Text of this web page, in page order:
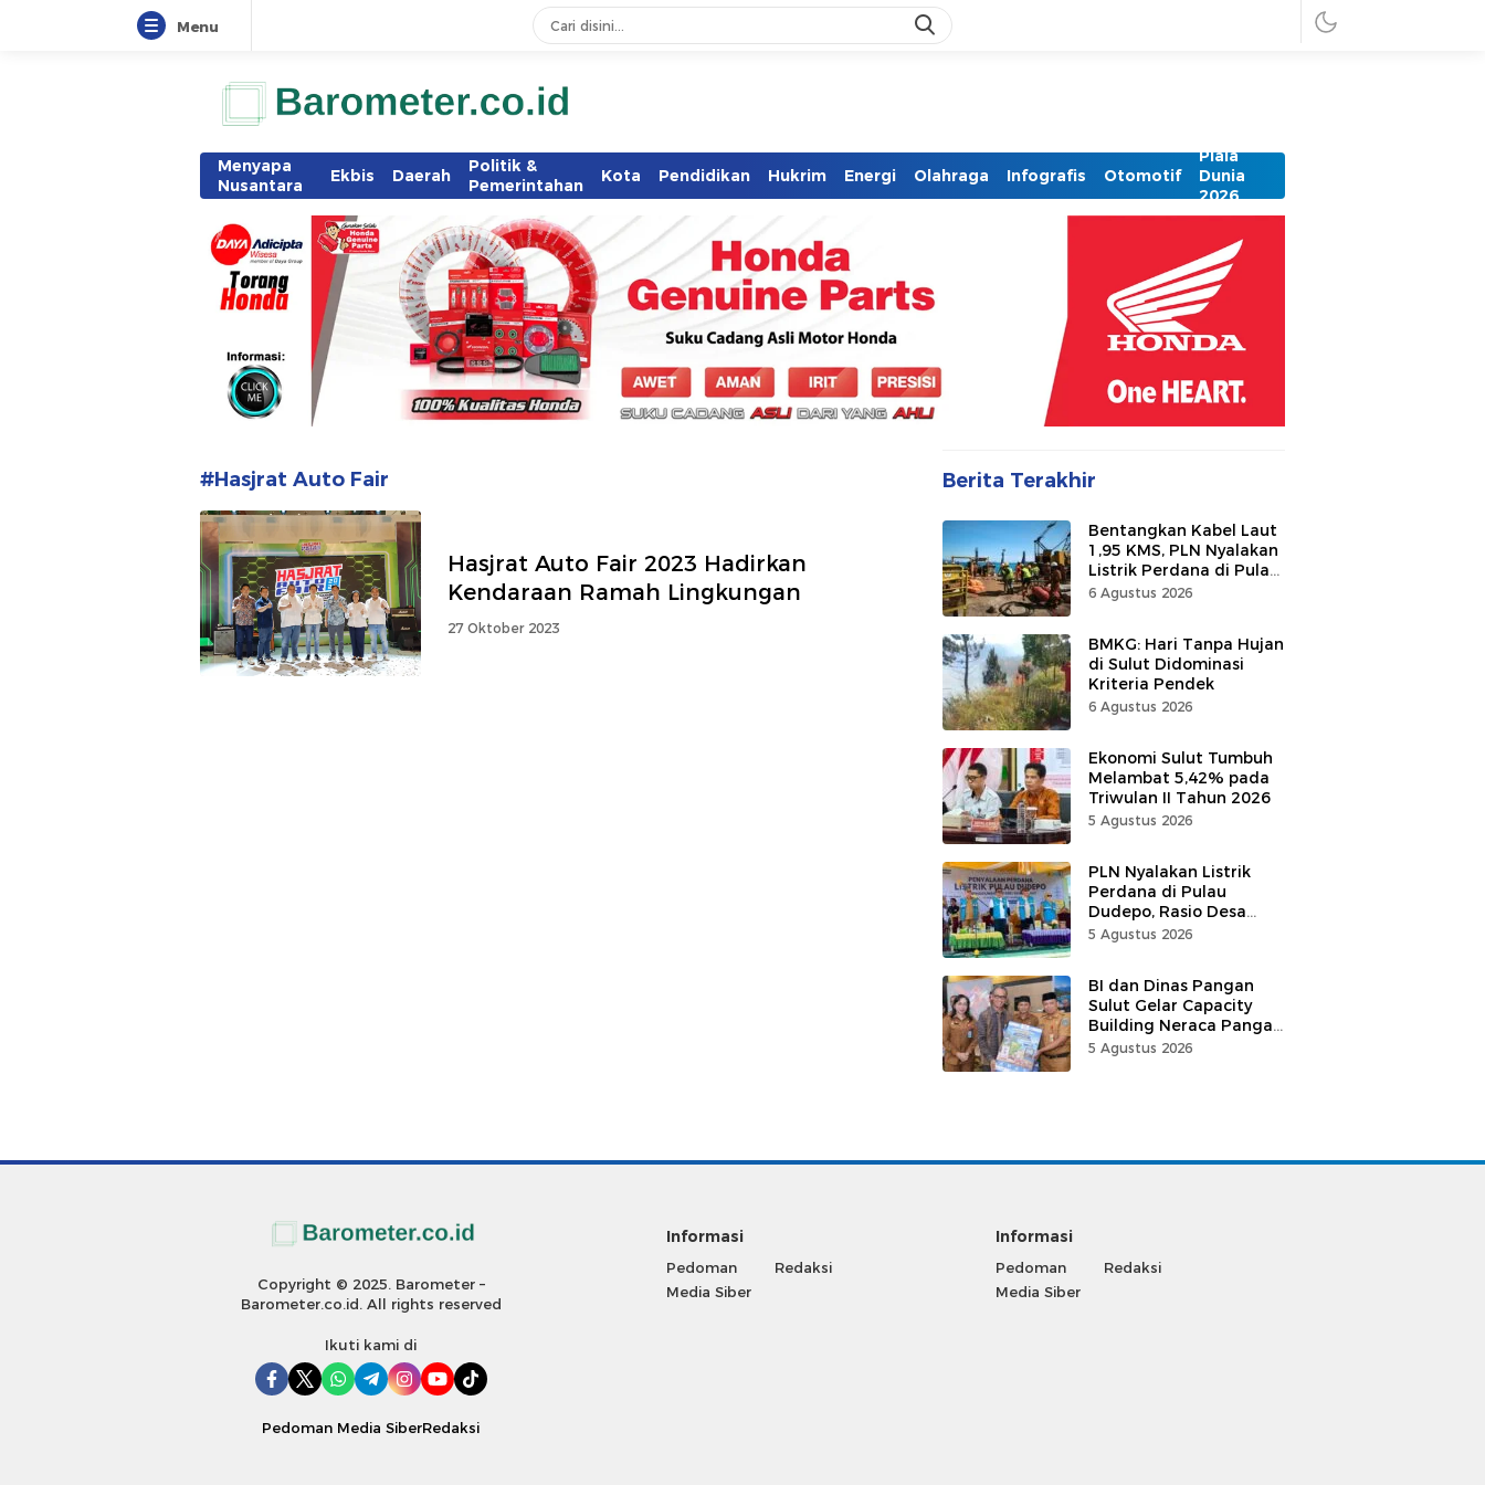
Menu
www.barometer.co.id
Berita Terkini di Sulawesi Utara
Menyapa
Nusantara
Ekbis Daerah
Politik &
Pemerintahan
Kota Pendidikan Hukrim Energi Olahraga Infografis Otomotif
Piala
Dunia
2026
#Hasjrat Auto Fair
Hasjrat Auto Fair 2023 Hadirkan
Kendaraan Ramah Lingkungan
27 Oktober 2023
Berita Terakhir
Bentangkan Kabel Laut
1,95 KMS, PLN Nyalakan
Listrik Perdana di Pulau
Dudepo, Desa Berlistrik
6 Agustus 2026
BMKG: Hari Tanpa Hujan
di Sulut Didominasi
Kriteria Pendek
6 Agustus 2026
Ekonomi Sulut Tumbuh
Melambat 5,42% pada
Triwulan II Tahun 2026
5 Agustus 2026
PLN Nyalakan Listrik
Perdana di Pulau
Dudepo, Rasio Desa
Berlistrik Provinsi
5 Agustus 2026
BI dan Dinas Pangan
Sulut Gelar Capacity
Building Neraca Pangan
Strategis
5 Agustus 2026
Copyright © 2025. Barometer –
Barometer.co.id. All rights reserved
Ikuti kami di
Pedoman Media SiberRedaksi
Informasi
Pedoman
Media Siber
Redaksi
Informasi
Pedoman
Media Siber
Redaksi